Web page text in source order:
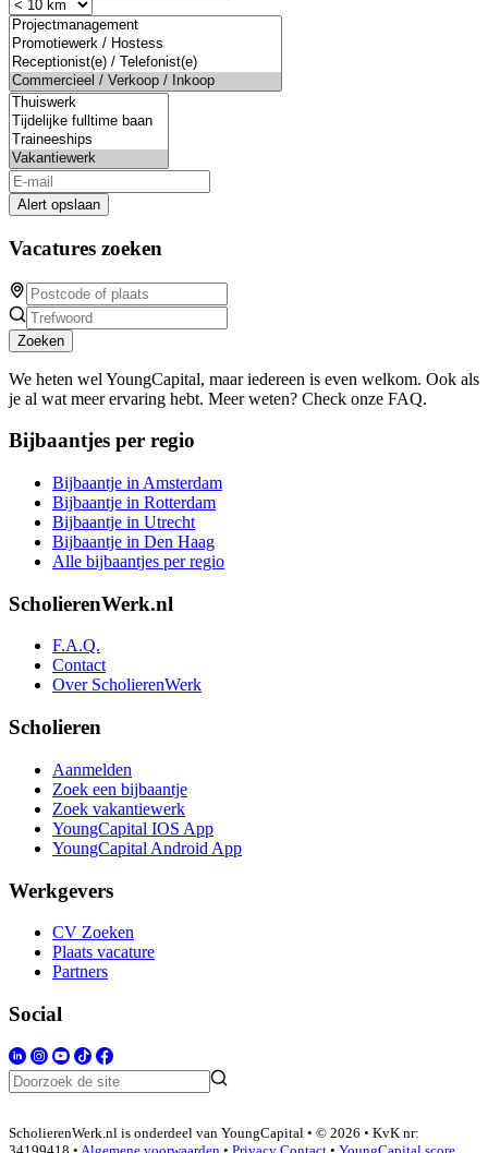
Alert opslaan
Vacatures zoeken
Zoeken
We heten wel YoungCapital, maar iedereen is even welkom. Ook als
je al wat meer ervaring hebt. Meer weten? Check onze FAQ.
Bijbaantjes per regio
Bijbaantje in Amsterdam
Bijbaantje in Rotterdam
Bijbaantje in Utrecht
Bijbaantje in Den Haag
Alle bijbaantjes per regio
ScholierenWerk.nl
F.A.Q.
Contact
Over ScholierenWerk
Scholieren
Aanmelden
Zoek een bijbaantje
Zoek vakantiewerk
YoungCapital IOS App
YoungCapital Android App
Werkgevers
CV Zoeken
Plaats vacature
Partners
Social
ScholierenWerk.nl is onderdeel van YoungCapital • © 2026 • KvK nr: